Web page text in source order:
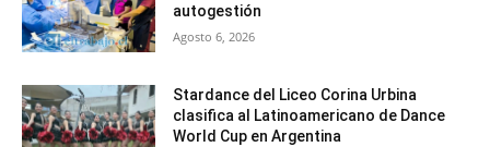
autogestión
Agosto 6, 2026
Stardance del Liceo Corina Urbina
clasifica al Latinoamericano de Dance
World Cup en Argentina